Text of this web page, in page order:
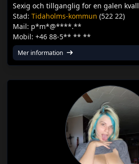
Sexig och tillganglig for en galen kvall
Stad: Tidaholms-kommun (522 22)
Mail: p*m*@****.**
Mobil: +46 88-5** ** **
Mer information